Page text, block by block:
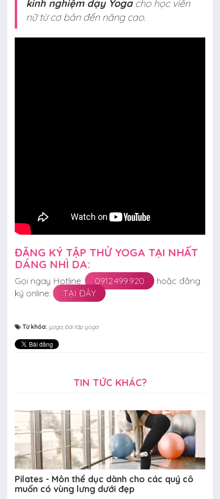
kinh nghiệm dạy Yogacho học viên
nữ từ cơ bản đến nâng cao.
ĐĂNG KÝ TẬP THỬ YOGA TẠI NHẤT
DÁNG NHÌ DA:
Gọi ngay Hotline: 0912.499.920
hoặc đăng
ký online:
TẠI ĐÂY
Từ khóa: yoga, bài tập yoga
TIN TỨC KHÁC?
Pilates - Môn thể dục dành cho các quý cô
muốn có vùng lưng dưới đẹp